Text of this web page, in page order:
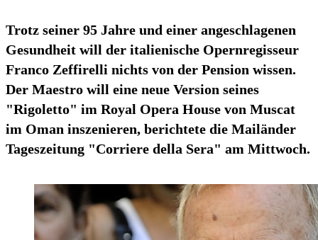
Trotz seiner 95 Jahre und einer angeschlagenen
Gesundheit will der italienische Opernregisseur
Franco Zeffirelli nichts von der Pension wissen.
Der Maestro will eine neue Version seines
"Rigoletto" im Royal Opera House von Muscat
im Oman inszenieren, berichtete die Mailänder
Tageszeitung "Corriere della Sera" am Mittwoch.